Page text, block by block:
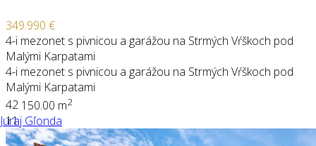
349.990 €
4-i mezonet s pivnicou a garážou na Strmých Vŕškoch pod
Malými Karpatami
4-i mezonet s pivnicou a garážou na Strmých Vŕškoch pod
Malými Karpatami
42 150.00 m2
Juraj Gľonda
11